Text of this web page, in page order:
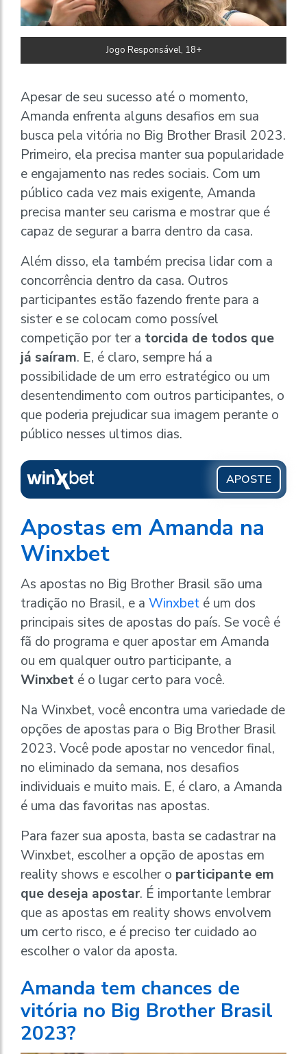
Jogo Responsável, 18+
Apesar de seu sucesso até o momento,
Amanda enfrenta alguns desafios em sua
busca pela vitória no Big Brother Brasil 2023.
Primeiro, ela precisa manter sua popularidade
e engajamento nas redes sociais. Com um
público cada vez mais exigente, Amanda
precisa manter seu carisma e mostrar que é
capaz de segurar a barra dentro da casa.
Além disso, ela também precisa lidar com a
concorrência dentro da casa. Outros
participantes estão fazendo frente para a
sister e se colocam como possível
competição por ter a torcida de todos que
já saíram. E, é claro, sempre há a
possibilidade de um erro estratégico ou um
desentendimento com outros participantes, o
que poderia prejudicar sua imagem perante o
público nesses ultimos dias.
APOSTE
Apostas em Amanda na
Winxbet
As apostas no Big Brother Brasil são uma
tradição no Brasil, e a Winxbet é um dos
principais sites de apostas do país. Se você é
fã do programa e quer apostar em Amanda
ou em qualquer outro participante, a
Winxbet é o lugar certo para você.
Na Winxbet, você encontra uma variedade de
opções de apostas para o Big Brother Brasil
2023. Você pode apostar no vencedor final,
no eliminado da semana, nos desafios
individuais e muito mais. E, é claro, a Amanda
é uma das favoritas nas apostas.
Para fazer sua aposta, basta se cadastrar na
Winxbet, escolher a opção de apostas em
reality shows e escolher o participante em
que deseja apostar. É importante lembrar
que as apostas em reality shows envolvem
um certo risco, e é preciso ter cuidado ao
escolher o valor da aposta.
Amanda tem chances de
vitória no Big Brother Brasil
2023?